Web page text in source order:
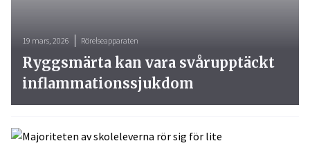
19 mars, 2026 Rörelseapparaten
Ryggsmärta kan vara svårupptäckt
inflammationssjukdom